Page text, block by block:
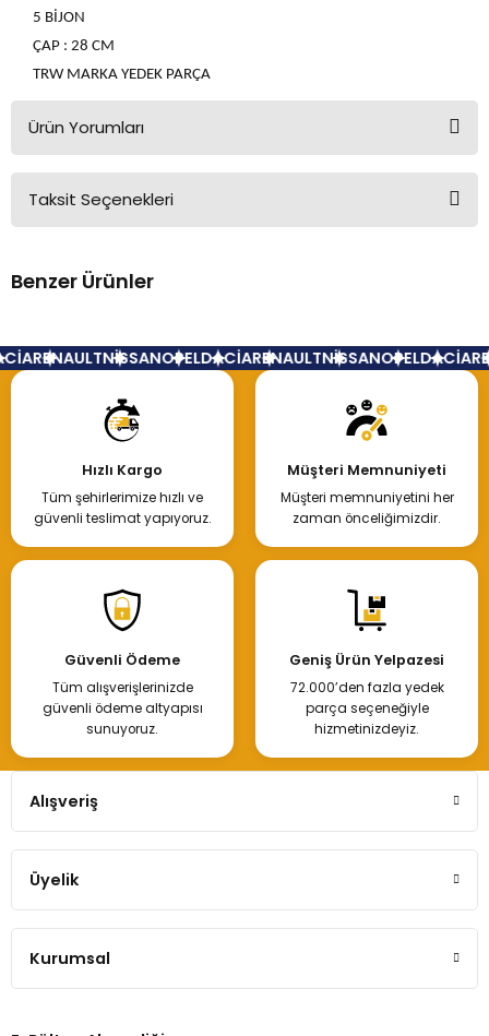
5 BİJON
ÇAP : 28 CM
TRW MARKA YEDEK PARÇA
Ürün Yorumları
Taksit Seçenekleri
Benzer Ürünler
1.450,00 TL
Hemen İncele
Tükendi
Ön Fren Diski Aynası Renault Laguna 2
1.250,00 TL
Hemen İncele
Renault Laguna 2 Ön Disk 8200007121
RENAULTNİSSANOPELDACİARENAULTNİSSANOPELDACİA
Hızlı Kargo
Tüm şehirlerimize hızlı ve
güvenli teslimat yapıyoruz.
Müşteri Memnuniyeti
Müşteri memnuniyetini her
zaman önceliğimizdir.
Güvenli Ödeme
Tüm alışverişlerinizde
güvenli ödeme altyapısı
sunuyoruz.
Geniş Ürün Yelpazesi
72.000’den fazla yedek
parça seçeneğiyle
hizmetinizdeyiz.
Alışveriş
Üyelik
Kurumsal